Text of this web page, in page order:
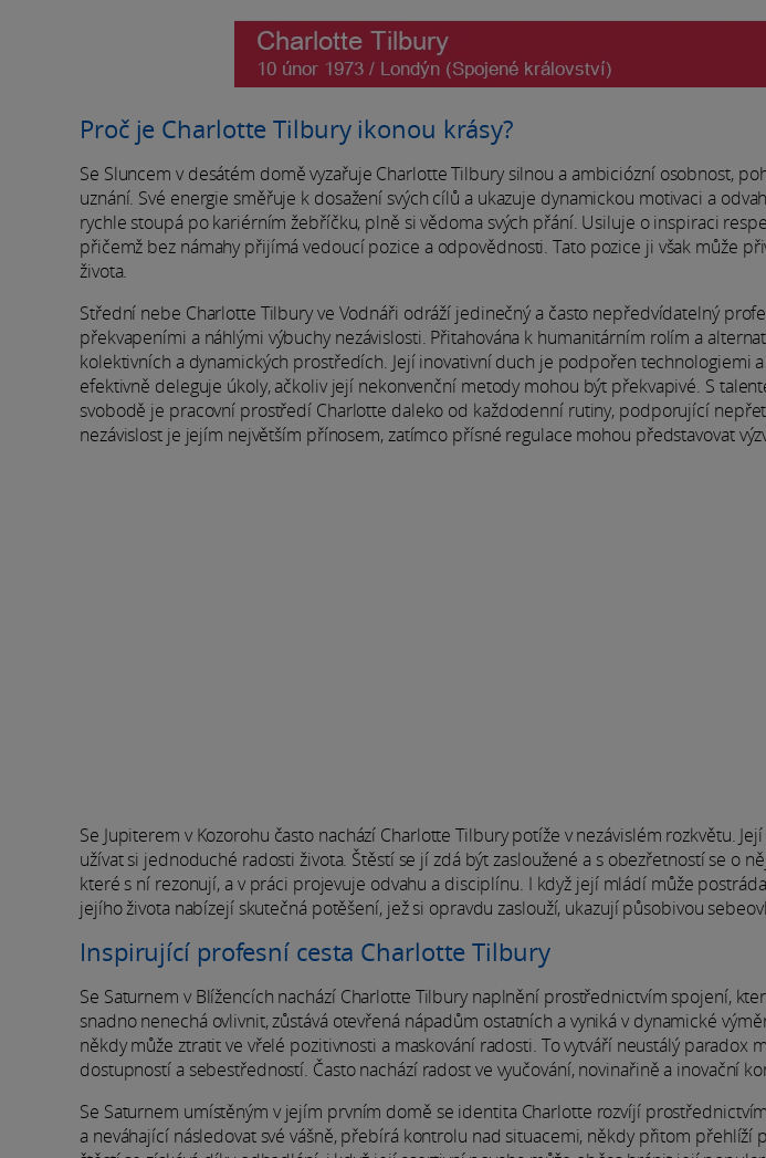
Proč je Charlotte Tilbury ikonou krásy?
Se Sluncem v desátém domě vyzařuje Charlotte Tilbury silnou a ambiciózní osobnost,
uznání. Své energie směřuje k dosažení svých cílů a ukazuje dynamickou motivaci a
rychle stoupá po kariérním žebříčku, plně si vědoma svých přání. Usiluje o inspiraci
přičemž bez námahy přijímá vedoucí pozice a odpovědnosti. Tato pozice ji však může
života.
Střední nebe Charlotte Tilbury ve Vodnáři odráží jedinečný a často nepředvídatelný
překvapeními a náhlými výbuchy nezávislosti. Přitahována k humanitárním rolím a
kolektivních a dynamických prostředích. Její inovativní duch je podpořen technologiemi
efektivně deleguje úkoly, ačkoliv její nekonvenční metody mohou být překvapivé. S
svobodě je pracovní prostředí Charlotte daleko od každodenní rutiny, podporující
nezávislost je jejím největším přínosem, zatímco přísné regulace mohou představovat
Se Jupiterem v Kozorohu často nachází Charlotte Tilbury potíže v nezávislém rozkvětu.
užívat si jednoduché radosti života. Štěstí se jí zdá být zasloužené a s obezřetností se o
které s ní rezonují, a v práci projevuje odvahu a disciplínu. I když její mládí může
jejího života nabízejí skutečná potěšení, jež si opravdu zaslouží, ukazují působivou
Inspirující profesní cesta Charlotte Tilbury
Se Saturnem v Blížencích nachází Charlotte Tilbury naplnění prostřednictvím spojení,
snadno nenechá ovlivnit, zůstává otevřená nápadům ostatních a vyniká v dynamické
někdy může ztratit ve vřelé pozitivnosti a maskování radosti. To vytváří neustálý paradox
dostupností a sebestředností. Často nachází radost ve vyučování, novinařině a inovační
Se Saturnem umístěným v jejím prvním domě se identita Charlotte rozvíjí
a neváhající následovat své vášně, přebírá kontrolu nad situacemi, někdy přitom přehlíží